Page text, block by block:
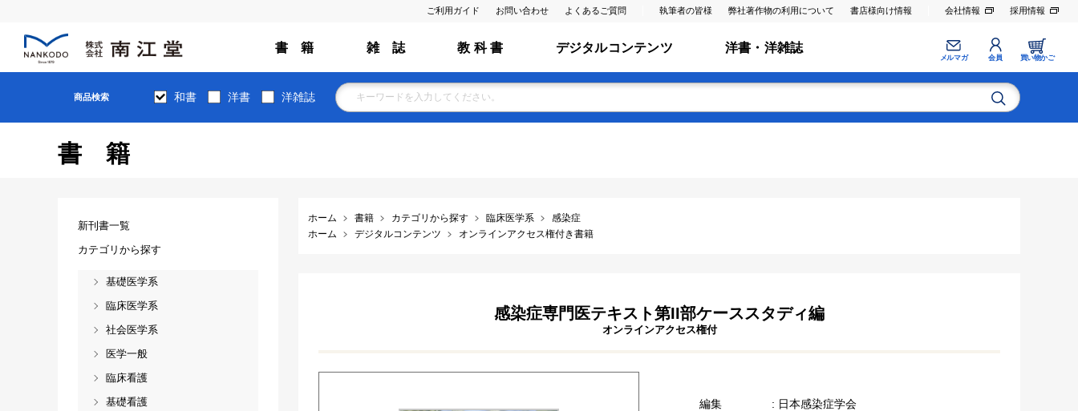
ご利用ガイド お問い合わせ よくあるご質問 執筆者の皆様 弊社著作物の利用について 書店様向け情報 会社情報 採用情報
書 籍 雑 誌 教 科 書 デジタルコンテンツ 洋書・洋雑誌
メルマガ 会員 買い物かご
商品検索 和書 洋書 洋雑誌
書籍
ホーム 書籍 カテゴリから探す 臨床医学系
感染症
ホーム
デジタルコンテンツ オンラインアクセス権付き書籍
感染症専門医テキスト第II部ケーススタディ編
オンラインアクセス権付
編集 : 日本感染症学会
新刊書一覧
カテゴリから探す
基礎医学系
臨床医学系
社会医学系
医学一般
臨床看護
基礎看護